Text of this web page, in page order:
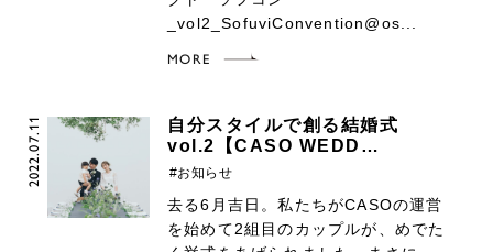
_vol2_SofuviConvention@os...
MORE
2022.07.11
自分スタイルで創る結婚式
vol.2【CASO WEDD…
#お知らせ
去る6月吉日。私たちがCASOの運営
を始めて2組目のカップルが、めでた